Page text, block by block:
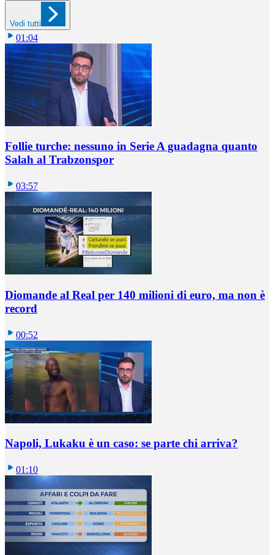
Vedi tutti
01:04
Follie turche: nessuno in Serie A guadagna quanto
Salah al Trabzonspor
03:57
Diomande al Real per 140 milioni di euro, ma non è
record
00:52
Napoli, Lukaku è un caso: se parte chi arriva?
01:10